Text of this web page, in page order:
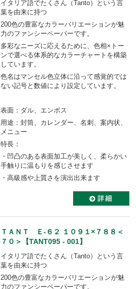
イタリア語でたくさん（Tanto）という言
葉を由来に持つ
200色の豊富なカラーバリエーションが魅
力のファンシーペーパーです。
多彩なニーズに応えるために、色相×トー
ンで選べる体系的なカラーチャートを構築
しています。
色名はマンセル色立体に沿って感覚的では
ない記号と数値により設定しています。
表面：ダル、エンボス
用途：封筒、カレンダー、名刺、案内状、
メニュー
特長：
・凹凸のある表面加工が美しく、柔らかい
手触りに温もりを感じさせます
・高級感や上質さを演出出来ます
ＴＡＮＴ Ｅ-６２ １０９１×７８８＜
７０＞【TANT095 - 001】
イタリア語でたくさん（Tanto）という言
葉を由来に持つ
200色の豊富なカラーバリエーションが魅
力のファンシーペーパーです。